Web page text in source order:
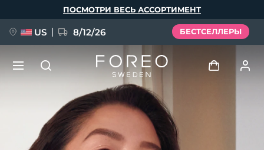
ПОСМОТРИ ВЕСЬ АССОРТИМЕНТ
US 8/12/26 БЕСТСЕЛЛЕРЫ
Профиль пользователя
НОВИНКА
BREAKING NEWS
Язык